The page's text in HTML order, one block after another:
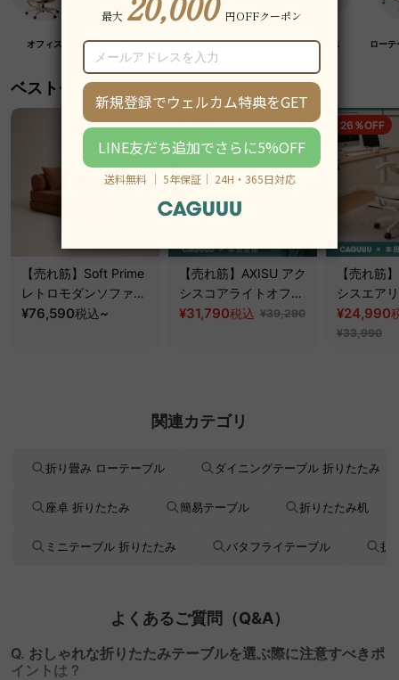
オフィス クラフト紙家具 高級木材家具 マットレス ロー
ベストセラー
【売れ筋】Soft Prime
レトロモダンソファベ
ッド｜20色以上から選
¥76,590税込~
19％OFF
【売れ筋】AXISU アク
シスコアライトオフィ
スチェア
¥31,790税込 ¥39,290
26％OFF
【売れ筋
シスエア
フィスチ
¥24,990
¥33,990
関連カテゴリ
折り畳み ローテーブル ダイニングテーブル 折りたたみ
座卓 折りたたみ 簡易テーブル 折りたたみ机
ミニテーブル 折りたたみ バタフライテーブル 折
よくあるご質問（Q&A）
Q. おしゃれな折りたたみテーブルを選ぶ際に注意すべきポ
イントは？